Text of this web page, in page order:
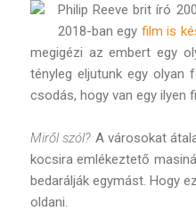
Philip Reeve brit író
2018-ban egy film is
megigézi az embert egy
tényleg eljutunk egy olyan
csodás, hogy van egy ilyen
Miről szól? A városokat
kocsira emlékeztető
bedarálják egymást. Hogy
oldani.